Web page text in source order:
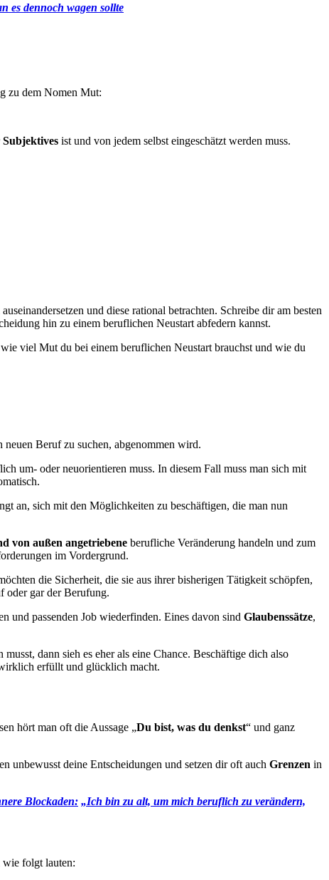
es dennoch wagen sollte
zu dem Nomen Mut:
Subjektives ist und von jedem selbst eingeschätzt werden muss.
und diese rational betrachten. Schreibe dir am besten
hin zu einem beruflichen Neustart abfedern kannst.
viel Mut du bei einem beruflichen Neustart brauchst und wie du
Beruf zu suchen, abgenommen wird.
um- oder neuorientieren muss. In diesem Fall muss man sich mit
an, sich mit den Möglichkeiten zu beschäftigen, die man nun
von außen angetriebene berufliche Veränderung handeln und zum
im Vordergrund.
die Sicherheit, die sie aus ihrer bisherigen Tätigkeit schöpfen,
oder gar der Berufung.
und passenden Job wiederfinden. Eines davon sind Glaubenssätze,
dann sieh es eher als eine Chance. Beschäftige dich also
erfüllt und glücklich macht.
hört man oft die Aussage „Du bist, was du denkst“ und ganz
unbewusst deine Entscheidungen und setzen dir oft auch Grenzen in
Blockaden: „Ich bin zu alt, um mich beruflich zu verändern,
wie folgt lauten: